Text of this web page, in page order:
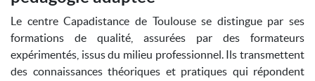
Le centre Capadistance de Toulouse se distingue par ses
formations de qualité, assurées par des formateurs
expérimentés, issus du milieu professionnel. Ils transmettent
des connaissances théoriques et pratiques qui répondent